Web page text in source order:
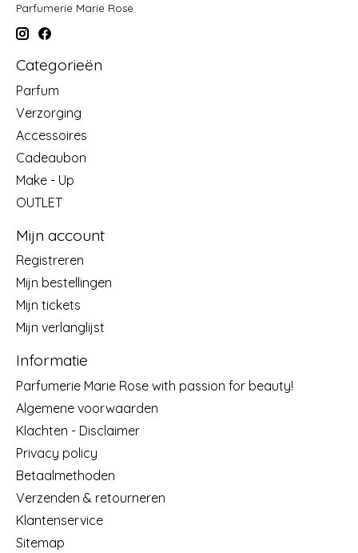
Parfumerie Marie Rose
Categorieën
Parfum
Verzorging
Accessoires
Cadeaubon
Make - Up
OUTLET
Mijn account
Registreren
Mijn bestellingen
Mijn tickets
Mijn verlanglijst
Informatie
Parfumerie Marie Rose with passion for beauty!
Algemene voorwaarden
Klachten - Disclaimer
Privacy policy
Betaalmethoden
Verzenden & retourneren
Klantenservice
Sitemap